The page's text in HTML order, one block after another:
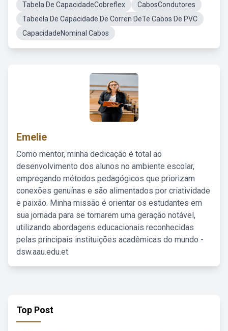
Tabela De CapacidadeCobreflex
CabosCondutores
Tabeela De Capacidade De Corren DeTe Cabos De PVC
CapacidadeNominal Cabos
Emelie
Como mentor, minha dedicação é total ao
desenvolvimento dos alunos no ambiente escolar,
empregando métodos pedagógicos que priorizam
conexões genuínas e são alimentados por criatividade
e paixão. Minha missão é orientar os estudantes em
sua jornada para se tornarem uma geração notável,
utilizando abordagens educacionais reconhecidas
pelas principais instituições acadêmicas do mundo -
dsw.aau.edu.et.
Top Post